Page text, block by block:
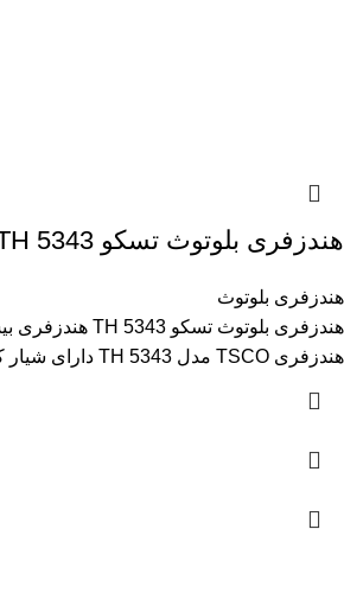
هندزفری بلوتوث تسکو TH 5343
هندزفری بلوتوث
هندزفری TSCO مدل TH 5343 دارای شیار کار حافظه SD